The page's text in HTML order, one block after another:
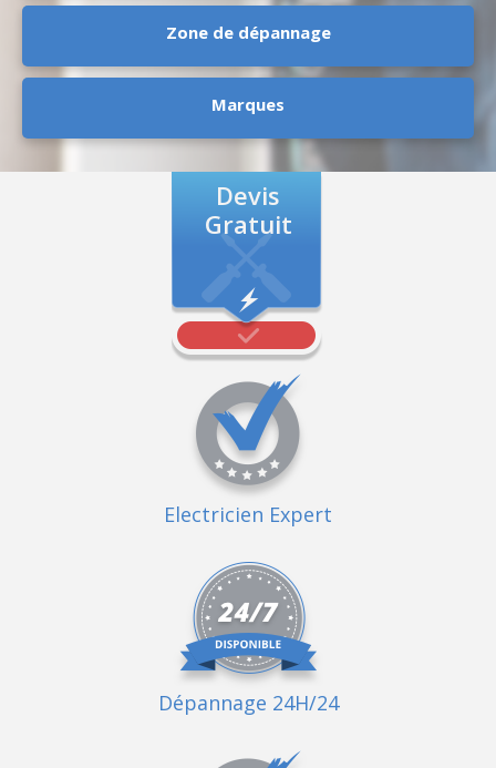
Zone de dépannage
Marques
Devis
Gratuit
Electricien Expert
Dépannage 24H/24